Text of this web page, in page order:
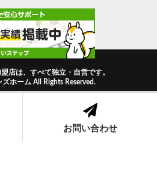
お問い合わせ
店は、すべて独立・自営です。
ホーム All Rights Reserved.